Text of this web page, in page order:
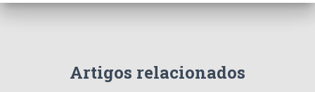
Artigos relacionados